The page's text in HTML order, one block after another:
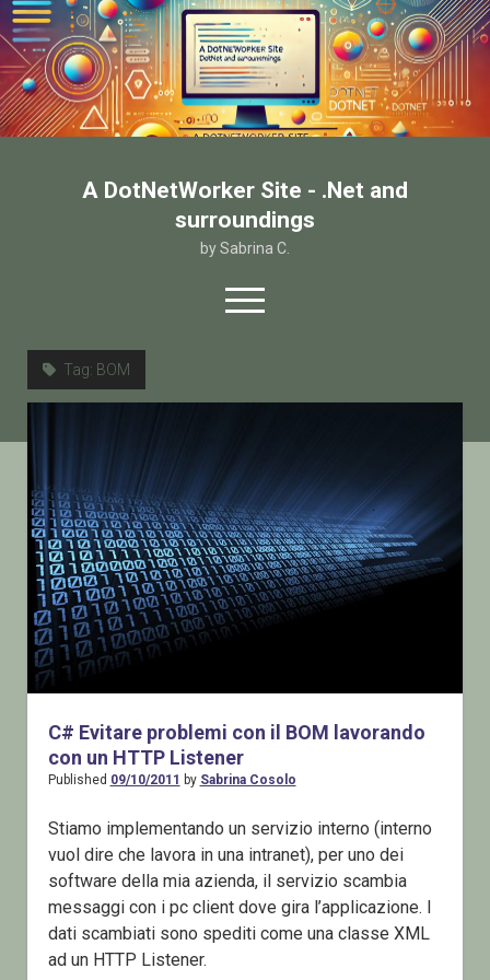
A DotNetWorker Site - .Net and
surroundings
by Sabrina C.
open
menu
Contatto
Tag: BOM
C# Evitare problemi con il BOM lavorando
con un HTTP Listener
Published 09/10/2011 by Sabrina Cosolo
Stiamo implementando un servizio interno (interno
vuol dire che lavora in una intranet), per uno dei
software della mia azienda, il servizio scambia
messaggi con i pc client dove gira l’applicazione. I
dati scambiati sono spediti come una classe XML
ad un HTTP Listener.